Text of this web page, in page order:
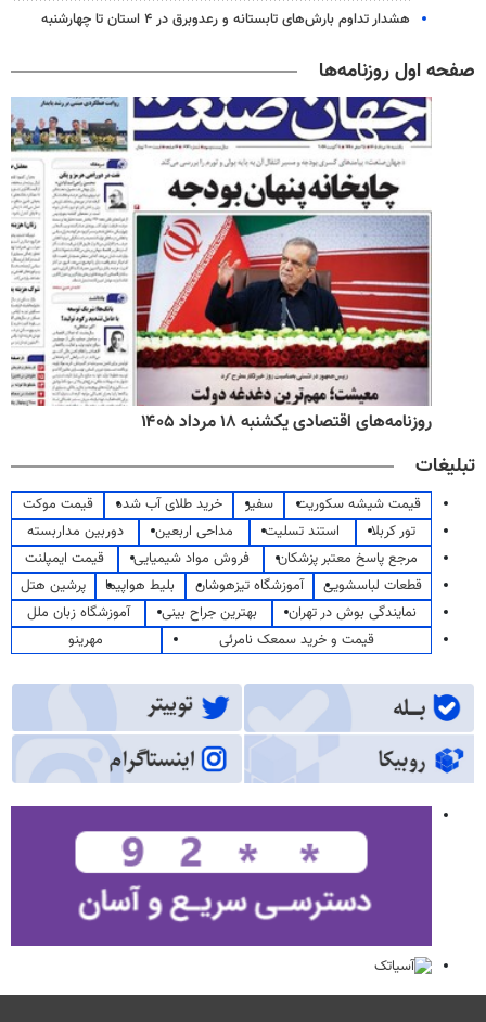
هشدار تداوم بارش‌های تابستانه و رعدوبرق در ۴ استان تا چهارشنبه
صفحه اول روزنامه‌ها
روزنامه‌های اقتصادی یکشنبه ۱۸ مرداد ۱۴۰۵
تبلیغات
قیمت شیشه سکوریت سفیر خرید طلای آب شده
قیمت موکت
تور کربلا
استند تسلیت مداحی اربعین
دوربین مداربسته
مرجع پاسخ معتبر پزشکان
فروش مواد شیمیایی
قیمت ایمپلنت
قطعات لباسشویی
آموزشگاه تیزهوشان بلیط هواپیما
پرشین هتل
نمایندگی بوش در تهران
بهترین جراح بینی
آموزشگاه زبان ملل
قیمت و خرید سمعک نامرئی
مهرینو